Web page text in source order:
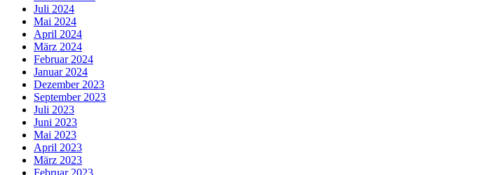
Juli 2024
Mai 2024
April 2024
März 2024
Februar 2024
Januar 2024
Dezember 2023
September 2023
Juli 2023
Juni 2023
Mai 2023
April 2023
März 2023
Februar 2023